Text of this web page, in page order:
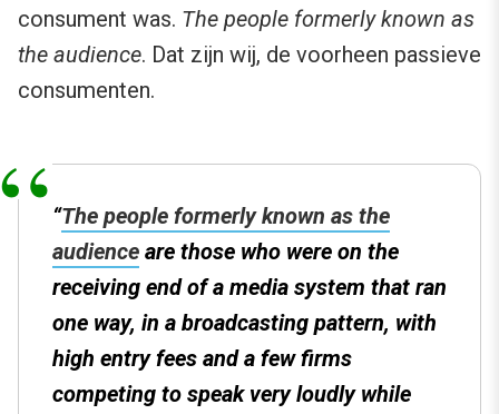
consument was. The people formerly known as
the audience. Dat zijn wij, de voorheen passieve
consumenten.
“The people formerly known as the
audience are those who were on the
receiving end of a media system that ran
one way, in a broadcasting pattern, with
high entry fees and a few firms
competing to speak very loudly while